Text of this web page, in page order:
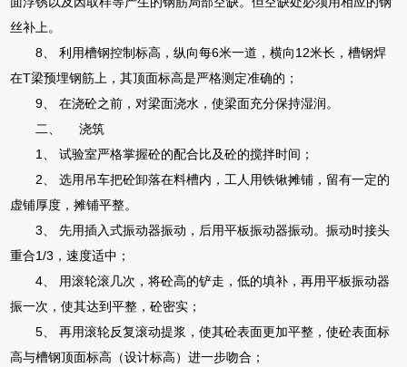
丝补上。
8、 利用槽钢控制标高，纵向每6米一道，横向12米长，槽钢焊
在T梁预埋钢筋上，其顶面标高是严格测定准确的；
9、 在浇砼之前，对梁面浇水，使梁面充分保持湿润。
二、 浇筑
1、 试验室严格掌握砼的配合比及砼的搅拌时间；
2、 选用吊车把砼卸落在料槽内，工人用铁锹摊铺，留有一定的
虚铺厚度，摊铺平整。
3、 先用插入式振动器振动，后用平板振动器振动。振动时接头
重合1/3，速度适中；
4、 用滚轮滚几次，将砼高的铲走，低的填补，再用平板振动器
振一次，使其达到平整，砼密实；
5、 再用滚轮反复滚动提浆，使其砼表面更加平整，使砼表面标
高与槽钢顶面标高（设计标高）进一步吻合；